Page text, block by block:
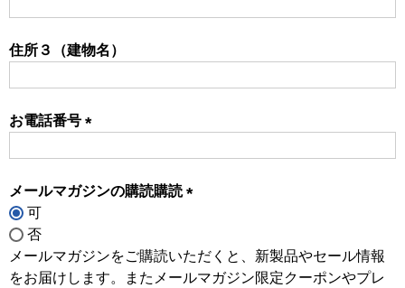
住所３（建物名）
お電話番号
メールマガジンの購読購読
可
否
メールマガジンをご購読いただくと、新製品やセール情報
をお届けします。またメールマガジン限定クーポンやプレ